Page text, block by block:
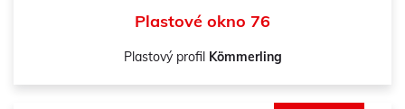
Plastové okno 76
Plastový profil Kömmerling